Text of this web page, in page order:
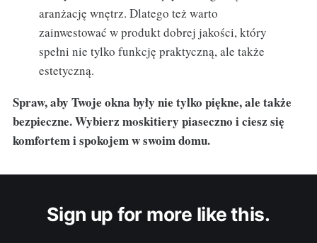
aranżację wnętrz. Dlatego też warto
zainwestować w produkt dobrej jakości, który
spełni nie tylko funkcję praktyczną, ale także
estetyczną.
Spraw, aby Twoje okna były nie tylko piękne, ale także
bezpieczne. Wybierz moskitiery piaseczno i ciesz się
komfortem i spokojem w swoim domu.
Sign up for more like this.